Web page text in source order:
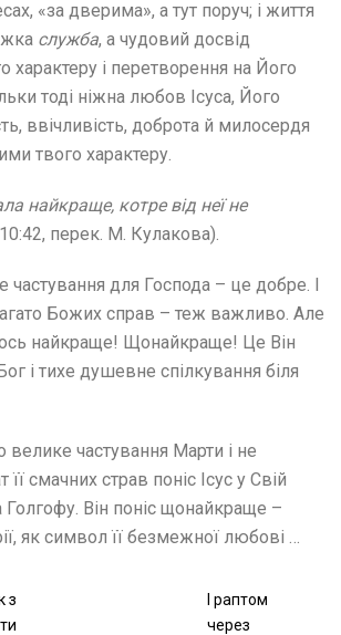
«за дверима», а тут поруч; і життя
служба, а чудовий досвід
характеру і перетворення на Його
тоді ніжна любов Ісуса, Його
ввічливість, доброта й милосердя
твого характеру.
найкраще, котре від неї не
перек. М. Кулакова).
частування для Господа – це добре. І
Божих справ – теж важливо. Але
найкраще! Щонайкраще! Це Він
і тихе душевне спілкування біля
велике частування Марти і не
смачних страв поніс Ісус у Свій
Голгофу. Він поніс щонайкраще –
як символ її безмежної любові …
з
І раптом
через